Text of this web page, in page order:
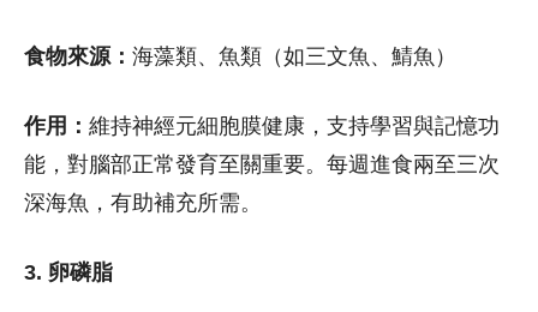
食物來源： 海藻類、魚類（如三文魚、鯖魚）
作用： 維持神經元細胞膜健康，支持學習與記憶功
能，對腦部正常發育至關重要。每週進食兩至三次
深海魚，有助補充所需。
3. 卵磷脂